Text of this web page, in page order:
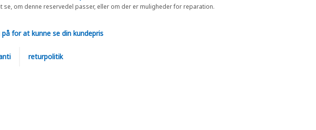
se, om denne reservedel passer, eller om der er muligheder for reparation.
på for at kunne se din kundepris
returpolitik